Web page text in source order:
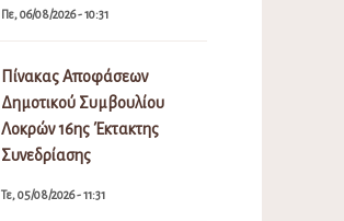
Πε, 06/08/2026 - 10:31
Πίνακας Αποφάσεων
Δημοτικού Συμβουλίου
Λοκρών 16ης Έκτακτης
Συνεδρίασης
Τε, 05/08/2026 - 11:31